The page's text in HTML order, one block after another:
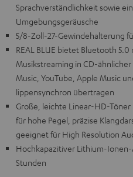
Sprachverständlichkeit sowie
Umgebungsgeräusche
5/8-Zoll-27-Gewindehalterung
REAL BLUE bietet Bluetooth
Musikstreaming in CD-
Music, YouTube, Apple Music
lippensynchron übertragen
Große, leichte Linear-HD-
für hohe Pegel, präzise
geeignet für High Resolution
Hochkapazitiver Lithium-
Stunden